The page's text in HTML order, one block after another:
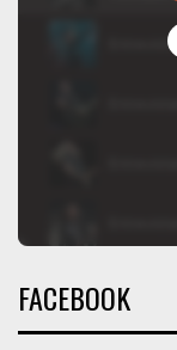
FACEBOOK